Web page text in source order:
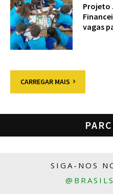
Projeto
vagas
CARREGAR MAIS
SIGA-NOS